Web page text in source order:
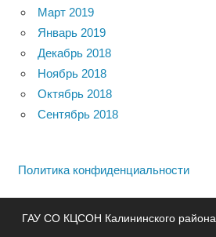
Март 2019
Январь 2019
Декабрь 2018
Ноябрь 2018
Октябрь 2018
Сентябрь 2018
Политика конфиденциальности
ГАУ СО КЦСОН Калининского района